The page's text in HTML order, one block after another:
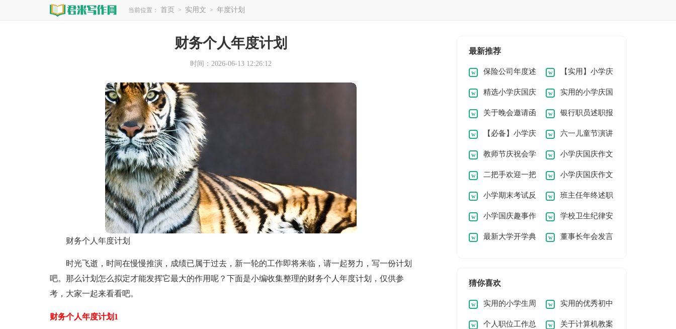
当前位置： 首页 > 实用文 > 年度计划
财务个人年度计划
时间：2026-06-13 12:26:12
财务个人年度计划
时光飞逝，时间在慢慢推演，成绩已属于过去，新一轮的工作即将来临，请一起努力，写一份计划
吧。那么计划怎么拟定才能发挥它最大的作用呢？下面是小编收集整理的财务个人年度计划，仅供参
考，大家一起来看看吧。
财务个人年度计划1
最新推荐
保险公司年度述
职报告精选12篇
【实用】小学庆
国庆作文300字汇编
7篇
精选小学庆国庆
作文300字集合七篇
实用的小学庆国
庆作文300字集合7
篇
关于晚会邀请函
汇编7篇
银行职员述职报
告(15篇)
【必备】小学庆
国庆作文300字汇编
六篇
六一儿童节演讲
稿【优选3篇】
教师节庆祝会学
生致辞
小学庆国庆作文
300字6篇
二把手欢迎一把
手任职表态发言稿
（精选7篇）
小学庆国庆作文
300字4篇
小学期末考试反
思作文
班主任年终述职
报告10篇
小学国庆趣事作
文300字三篇
学校卫生纪律安
全教育的讲话稿范文
最新大学开学典 董事长年会发言
猜你喜欢
实用的小学生周
记[常用6篇]
实用的优秀初中
作文400字集合9篇
个人职位工作总 关于计算机教案